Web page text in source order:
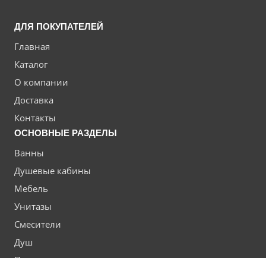
ДЛЯ ПОКУПАТЕЛЕЙ
Главная
Каталог
О компании
Доставка
Контакты
ОСНОВНЫЕ РАЗДЕЛЫ
Ванны
Душевые кабины
Мебель
Унитазы
Смесители
Душ